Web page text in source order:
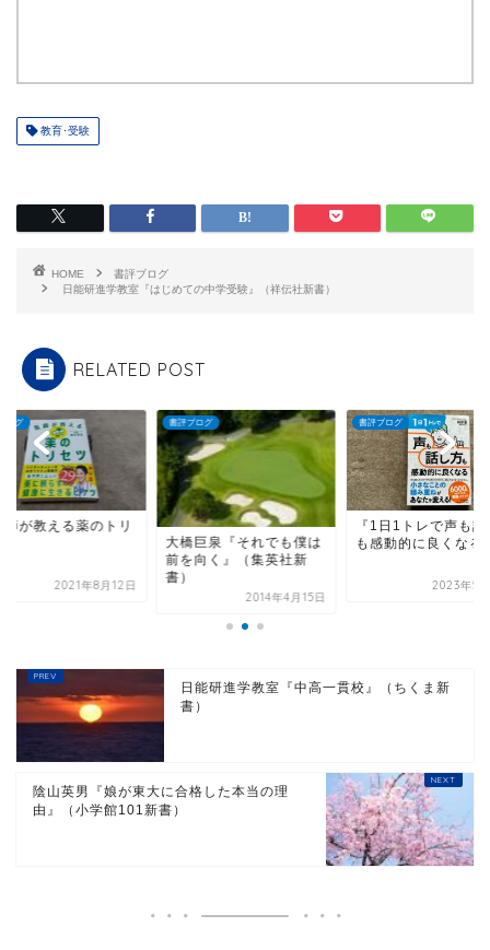
教育･受験
HOME
書評ブログ
日能研進学教室『はじめての中学受験』（祥伝社新書）
RELATED POST
ログ
師が教える薬のトリ
2021年8月12日
書評ブログ
大橋巨泉『それでも僕は
前を向く』（集英社新
書）
2014年4月15日
書評ブログ
『1日1トレで声も話
も感動的に良くなる
2023年5
日能研進学教室『中高一貫校』（ちくま新
書）
陰山英男『娘が東大に合格した本当の理
由』（小学館101新書）